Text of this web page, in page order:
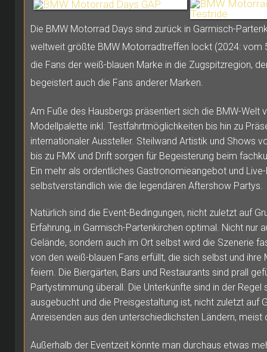
Die BMW Motorrad Days sind zurück in Garmisch-
weltweit größte BMW Motorradtreffen lockt (2024: vom
die Fans der weiß-blauen Marke in die Zugspitzregion,
begeistert auch die Fans anderer Marken.
Am Fuße des Hausbergs präsentiert sich die BMW-Welt
Modellpalette inkl. Testfahrtmöglichkeiten bis hin zu
internationaler Aussteller. Steilwand Artistik und Shows
bis zu FMX und Drift sorgen für Begeisterung beim
Ein mehr als ordentliches Gastronomieangebot und
selbstverständlich wie die legendären Aftershow Partys.
Natürlich sind die Event-Bedingungen, nicht zuletzt auf
Erfahrung, in Garmisch-Partenkirchen optimal. Nicht nur
Gelände, sondern auch im Ort selbst wird die Szenerie
von den weiß-blauen Fans erfüllt, die sich selbst und ihre
feiern. Die Biergärten, Bars und Restaurants sind prall
Partystimmung überall. Die Unterkünfte sind in der Regel
ausgebucht und die Preisgestaltung ist, nicht zuletzt auf
Anreisenden aus den unterschiedlichsten Ländern, meist
Außerhalb der Eventzeit könnte man durchaus etwas